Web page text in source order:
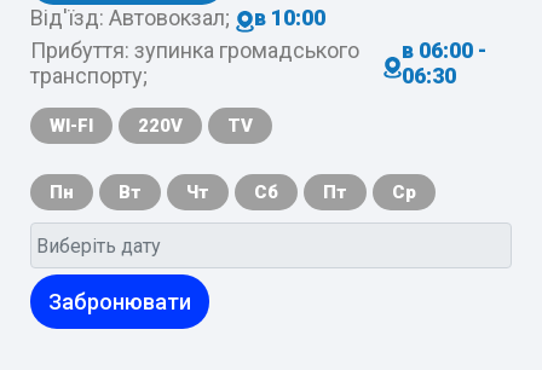
Від'їзд: Автовокзал;
в 10:00
Прибуття: зупинка громадського
транспорту;
в 06:00 -
06:30
WI-FI 220V TV
Пн Вт Чт Сб Пт Ср
Забронювати